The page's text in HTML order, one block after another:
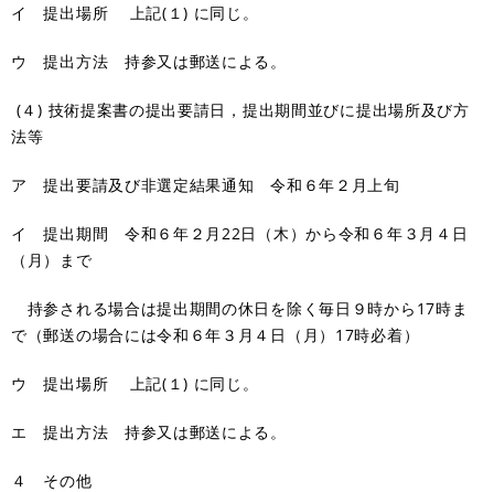
イ 提出場所 上記(１) に同じ。
ウ 提出方法 持参又は郵送による。
(４) 技術提案書の提出要請日，提出期間並びに提出場所及び方
法等
ア 提出要請及び非選定結果通知 令和６年２月上旬
イ 提出期間 令和６年２月22日（木）から令和６年３月４日
（月）まで
持参される場合は提出期間の休日を除く毎日９時から17時ま
で（郵送の場合には令和６年３月４日（月）17時必着）
ウ 提出場所 上記(１) に同じ。
エ 提出方法 持参又は郵送による。
４ その他